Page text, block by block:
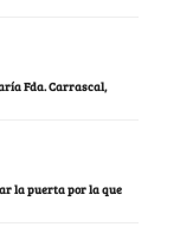
Fda. Carrascal,
la puerta por la que